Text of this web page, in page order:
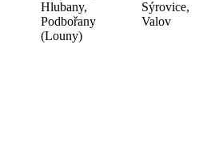
Hlubany,
Podbořany
(Louny)
Sýrovice,
Valov